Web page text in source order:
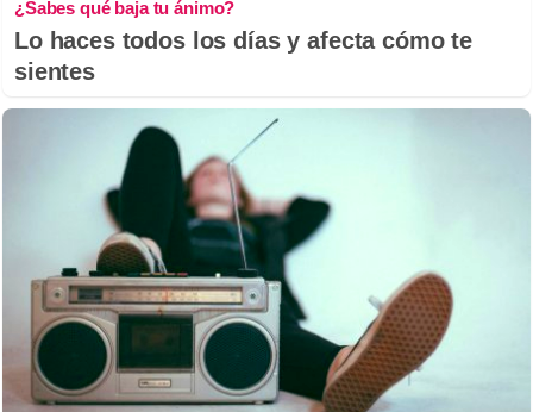
¿Sabes qué baja tu ánimo?
Lo haces todos los días y afecta cómo te
sientes